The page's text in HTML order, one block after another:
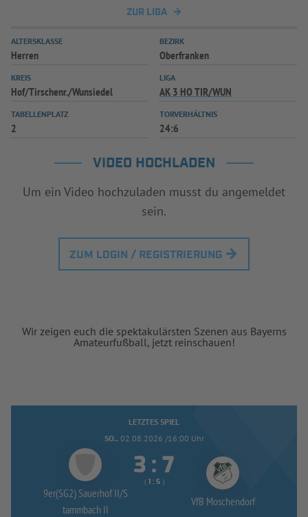
ZUR LIGA
ALTERSKLASSE
Herren
BEZIRK
Oberfranken
KREIS
Hof/Tirschenr./Wunsiedel
LIGA
AK 3 HO TIR/WUN
TABELLENPLATZ
2
TORVERHÄLTNIS
24:6
VIDEO HOCHLADEN
Um ein Video hochzuladen musst du angemeldet
sein.
ZUM LOGIN / REGISTRIERUNG
Wir zeigen euch die spektakulärsten Szenen aus Bayerns
Amateurfußball, jetzt reinschauen!
LETZTES SPIEL
SO.. 02.08.2026 /16:00 Uhr
9er(SG2) Sauerhof II/S
tammbach II
 : 
(  :  )
VfB Moschendorf